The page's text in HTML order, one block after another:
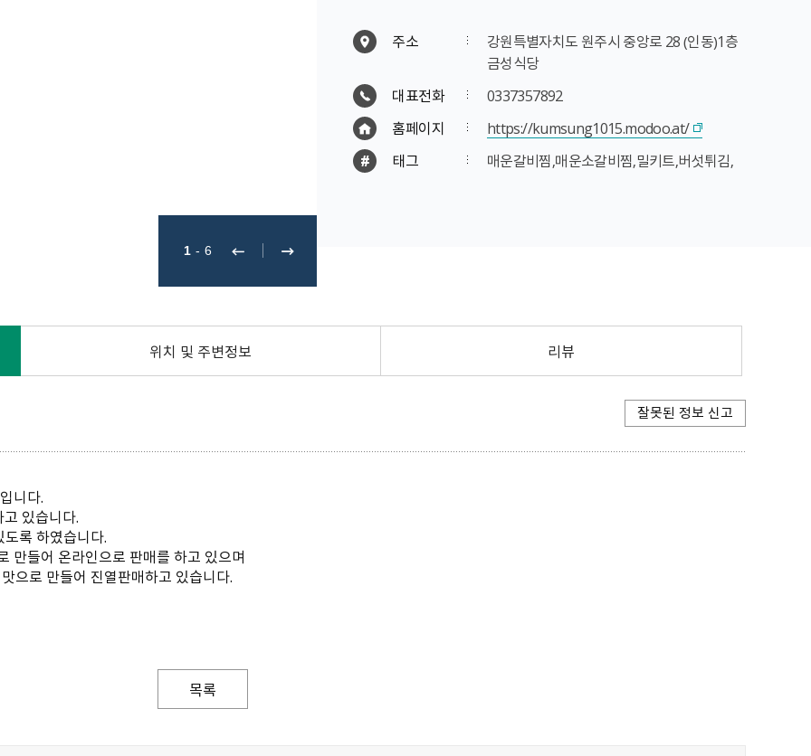
1 - 6
주소
강원특별자치도 원주시 중앙로 28 （인동）1층
금성식당
대표전화
0337357892
홈페이지
https://kumsung1015.modoo.at/
태그
매운갈비찜,매운소갈비찜,밀키트,버섯튀김,
위치 및 주변정보 리뷰
잘못된 정보 신고
니다.
있습니다.
록 하였습니다.
만들어 온라인으로 판매를 하고 있으며
으로 만들어 진열판매하고 있습니다.
목록